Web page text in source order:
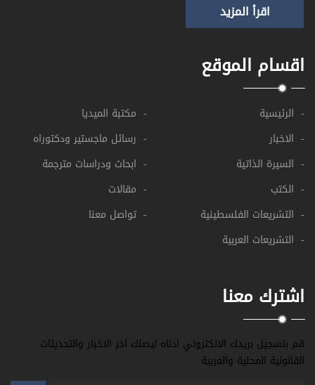
اقرأ المزيد
اقسام الموقع
- الرئيسية
- الاخبار
- السيرة الذاتية
- الكتب
- التشريعات الفلسطينية
- التشريعات العربية
- مكتبة الميديا
- رسائل ماجستير ودكتوراه
- ابحاث ودراسات مترجمة
- مقالات
- تواصل معنا
اشترك معنا
قم بتسجيل بريدك الالكتروني ادناه ليصلك اخر الاخبار والتحديثات
القانونية المحلية والعربية